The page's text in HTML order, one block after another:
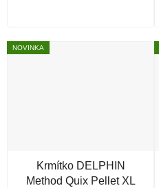
NOVINKA
Krmítko DELPHIN
Method Quix Pellet XL